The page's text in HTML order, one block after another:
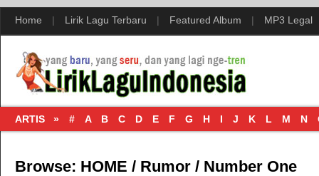
Home | Lirik Lagu Terbaru | Featured Album | MP3 Legal
ARTIS » # A B C D E F G H I J K L M N
Browse: HOME / Rumor / Number One